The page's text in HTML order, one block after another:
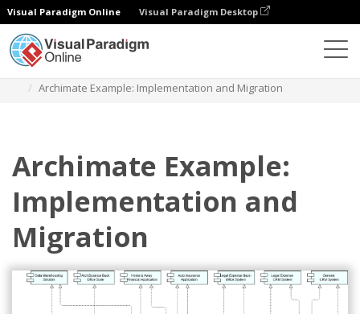
Visual Paradigm Online Visual Paradigm Desktop
Archimate Example: Implementation and Migration
Archimate Example:
Implementation and
Migration